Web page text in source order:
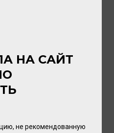
НА САЙТ
не рекомендованную